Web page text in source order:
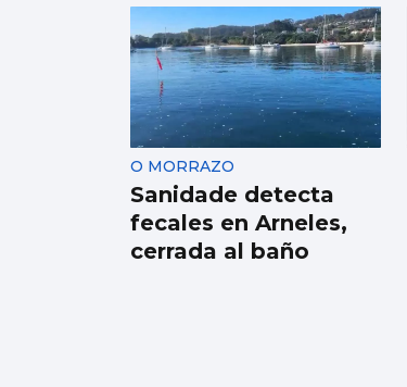
Récord de personas
afiliadas en Vigo y
provincia en julio
aunque sube el paro
O MORRAZO
Sanidade detecta
fecales en Arneles,
cerrada al baño